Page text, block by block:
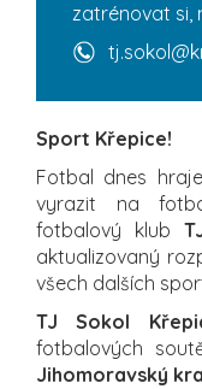
zatrénovat si,
Sport Křepice!
Fotbal dnes
vyrazit na
fotbalový klub
aktualizovaný
všech dalších
TJ Sokol
fotbalových
Jihomoravský